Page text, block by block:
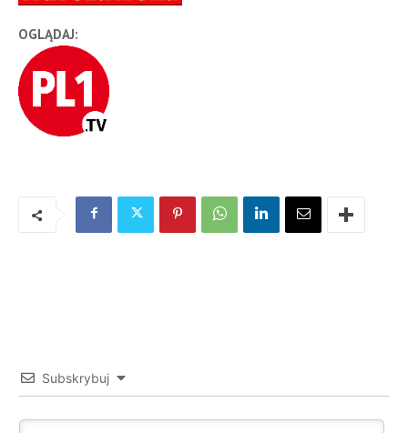
OGLĄDAJ:
Subskrybuj